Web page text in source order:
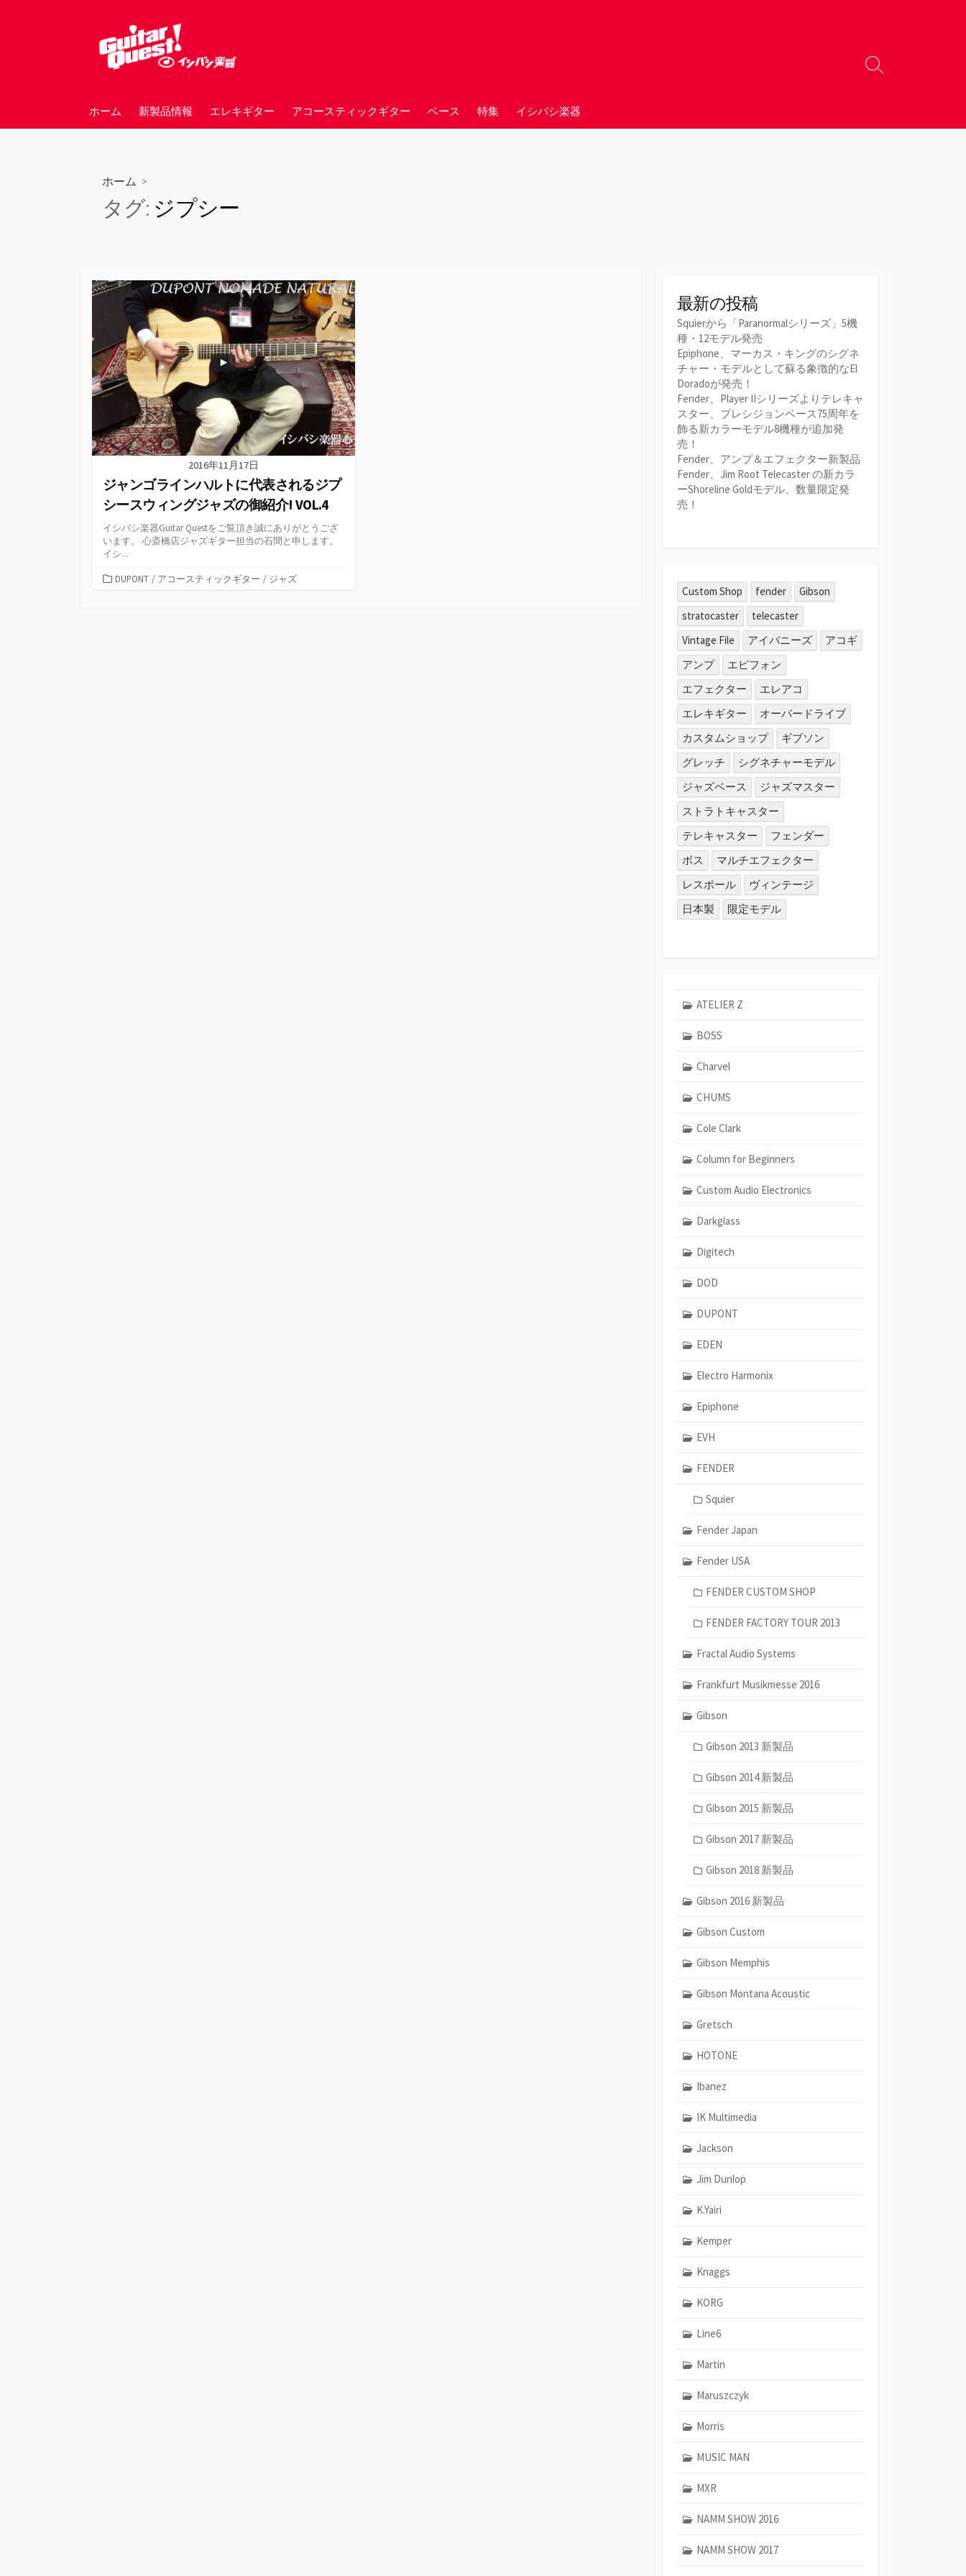
ホーム 新製品情報 エレキギター アコースティックギター ベース 特集 イシバシ楽器
検
替
ホーム >
タグ: ジプシー
2016年11月17日
ジャンゴラインハルトに代表されるジプ
シースウィングジャズの御紹介! VOL.4
イシバシ楽器Guitar Questをご覧頂き誠にありがとうござ
います。 心斎橋店ジャズギター担当の石間と申します。
イシ...
カDUPONT / アコースティックギター / ジャズ
最新の投稿
Squierから「Paranormalシリーズ」5機
種・12モデル発売
Epiphone、マーカス・キングのシグネ
チャー・モデルとして蘇る象徴的なEl
Doradoが発売！
Fender、Player IIシリーズよりテレキャ
スター、プレシジョンベース75周年を
飾る新カラーモデル8機種が追加発
売！
Fender、アンプ＆エフェクター新製品
Fender、Jim Root Telecaster の新カラ
ーShoreline Goldモデル、数量限定発
売！
Custom Shop fender
Gibson
stratocaster
telecaster
Vintage File
アイバニーズ
アコギ
アンプ
エピフォン
エフェクター
エレアコ
エレキギター
オーバードライブ
カスタムショップ
ギブソン
グレッチ
シグネチャーモデル
ジャズベース
ジャズマスター
ストラトキャスター
テレキャスター
フェンダー
ボス
マルチエフェクター
レスポール
ヴィンテージ
日本製
限定モデル
ATELIER Z
BOSS
Charvel
CHUMS
Cole Clark
Column for Beginners
Custom Audio Electronics
Darkglass
Digitech
DOD
DUPONT
EDEN
Electro Harmonix
Epiphone
EVH
FENDER
Squier
Fender Japan
Fender USA
FENDER CUSTOM SHOP
FENDER FACTORY TOUR 2013
Fractal Audio Systems
Frankfurt Musikmesse 2016
Gibson
Gibson 2013 新製品
Gibson 2014 新製品
Gibson 2015 新製品
Gibson 2017 新製品
Gibson 2018 新製品
Gibson 2016 新製品
Gibson Custom
Gibson Memphis
Gibson Montana Acoustic
Gretsch
HOTONE
Ibanez
IK Multimedia
Jackson
Jim Dunlop
K.Yairi
Kemper
Knaggs
KORG
Line6
Martin
Maruszczyk
Morris
MUSIC MAN
MXR
NAMM SHOW 2016
NAMM SHOW 2017